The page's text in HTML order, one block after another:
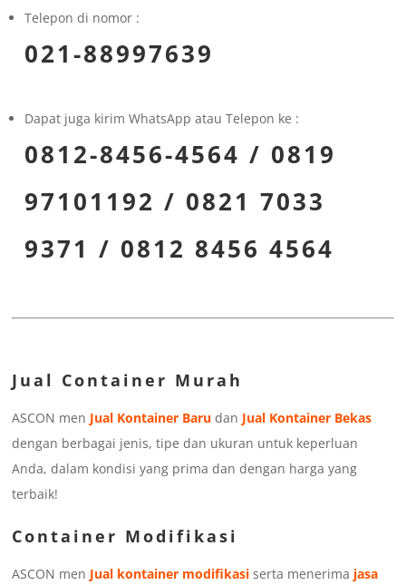
Telepon di nomor :
021-88997639
Dapat juga kirim WhatsApp atau Telepon ke :
0812-8456-4564 / 0819
97101192 / 0821 7033
9371 / 0812 8456 4564
Jual Container Murah
ASCON men Jual Kontainer Baru dan Jual Kontainer Bekas
dengan berbagai jenis, tipe dan ukuran untuk keperluan
Anda, dalam kondisi yang prima dan dengan harga yang
terbaik!
Container Modifikasi
ASCON men Jual kontainer modifikasiserta menerima jasa